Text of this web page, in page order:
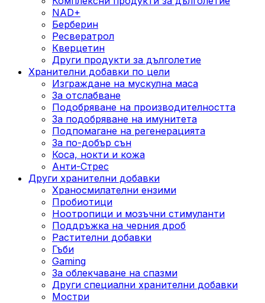
NAD+
Берберин
Ресвератрол
Кверцетин
Други продукти за дълголетие
Хранителни добавки по цели
Изграждане на мускулна маса
За отслабване
Подобряване на производителността
За подобряване на имунитета
Подпомагане на регенерацията
За по-добър сън
Коса, нокти и кожа
Анти-Стрес
Други хранителни добавки
Храносмилателни ензими
Пробиотици
Ноотропици и мозъчни стимуланти
Поддръжка на черния дроб
Растителни добавки
Гъби
Gaming
За облекчаване на спазми
Други специални хранителни добавки
Мостри